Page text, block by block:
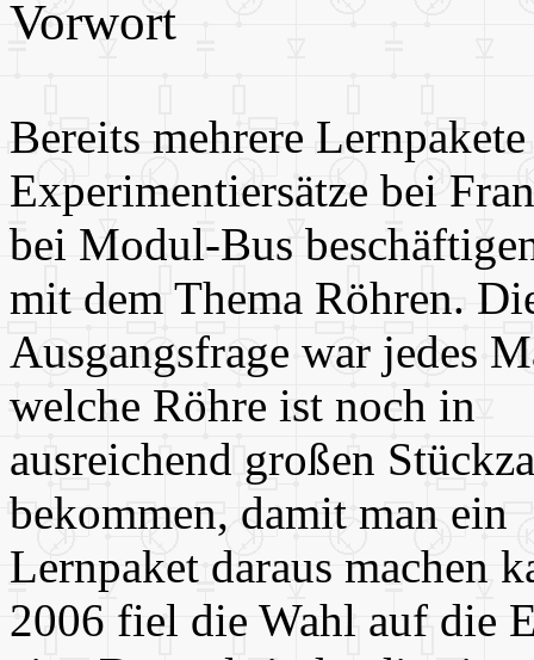
Vorwort
Bereits mehrere
Experimentiersätze bei
bei Modul-Bus
mit dem Thema Röhren.
Ausgangsfrage war jedes
welche Röhre ist noch in
ausreichend großen
bekommen, damit man ein
Lernpaket daraus machen
2006 fiel die Wahl auf die